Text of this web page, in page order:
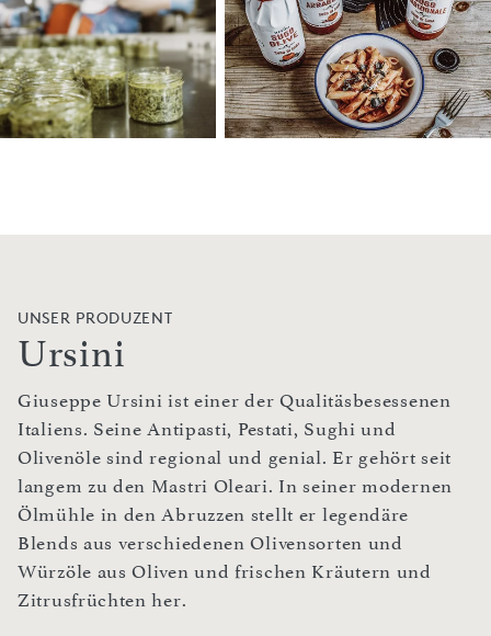
UNSER PRODUZENT
Ursini
Giuseppe Ursini ist einer der Qualitäsbesessenen
Italiens. Seine Antipasti, Pestati, Sughi und
Olivenöle sind regional und genial. Er gehört seit
langem zu den Mastri Oleari. In seiner modernen
Ölmühle in den Abruzzen stellt er legendäre
Blends aus verschiedenen Olivensorten und
Würzöle aus Oliven und frischen Kräutern und
Zitrusfrüchten her.